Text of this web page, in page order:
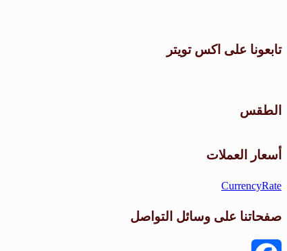
تابعونا على اكس تويتر
الطقس
أسعار العملات
CurrencyRate
صفحاتنا على وسائل التواصل